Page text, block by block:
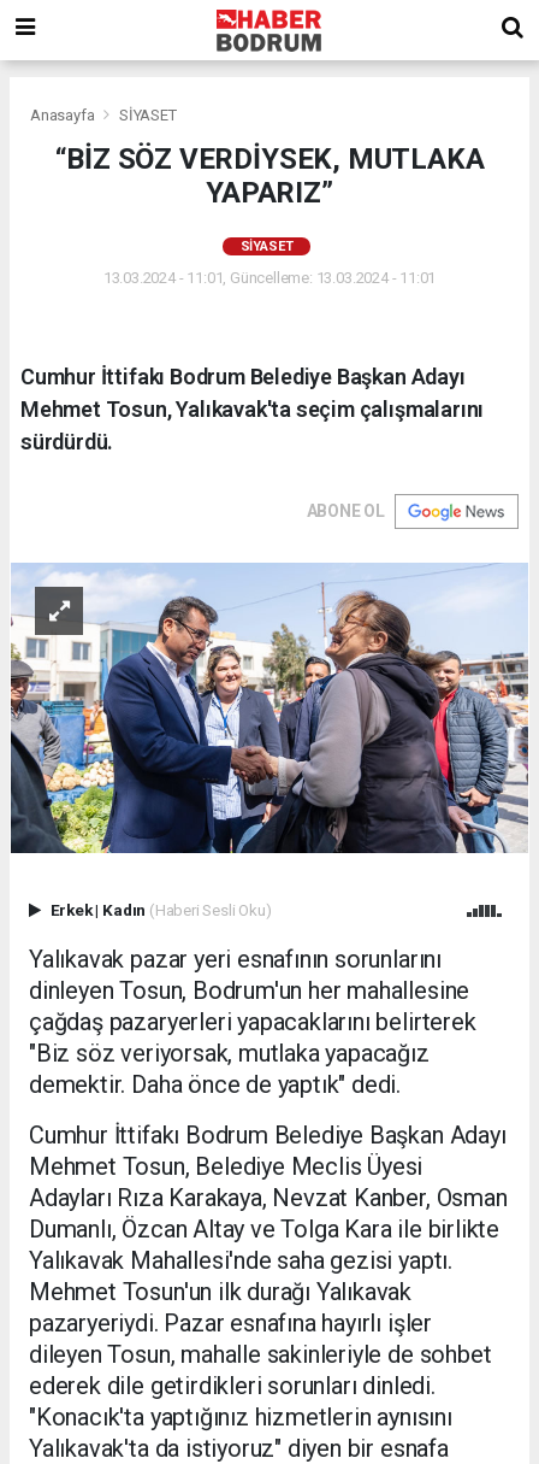
Anasayfa SİYASET
“BİZ SÖZ VERDİYSEK, MUTLAKA
YAPARIZ”
SİYASET
13.03.2024 - 11:01, Güncelleme: 13.03.2024 - 11:01
Cumhur İttifakı Bodrum Belediye Başkan Adayı
Mehmet Tosun, Yalıkavak'ta seçim çalışmalarını
sürdürdü.
ABONE OL
Erkek| Kadın (Haberi Sesli Oku)
Yalıkavak pazar yeri esnafının sorunlarını
dinleyen Tosun, Bodrum'un her mahallesine
çağdaş pazaryerleri yapacaklarını belirterek
"Biz söz veriyorsak, mutlaka yapacağız
demektir. Daha önce de yaptık" dedi.
Cumhur İttifakı Bodrum Belediye Başkan Adayı
Mehmet Tosun, Belediye Meclis Üyesi
Adayları Rıza Karakaya, Nevzat Kanber, Osman
Dumanlı, Özcan Altay ve Tolga Kara ile birlikte
Yalıkavak Mahallesi'nde saha gezisi yaptı.
Mehmet Tosun'un ilk durağı Yalıkavak
pazaryeriydi. Pazar esnafına hayırlı işler
dileyen Tosun, mahalle sakinleriyle de sohbet
ederek dile getirdikleri sorunları dinledi.
"Konacık'ta yaptığınız hizmetlerin aynısını
Yalıkavak'ta da istiyoruz" diyen bir esnafa